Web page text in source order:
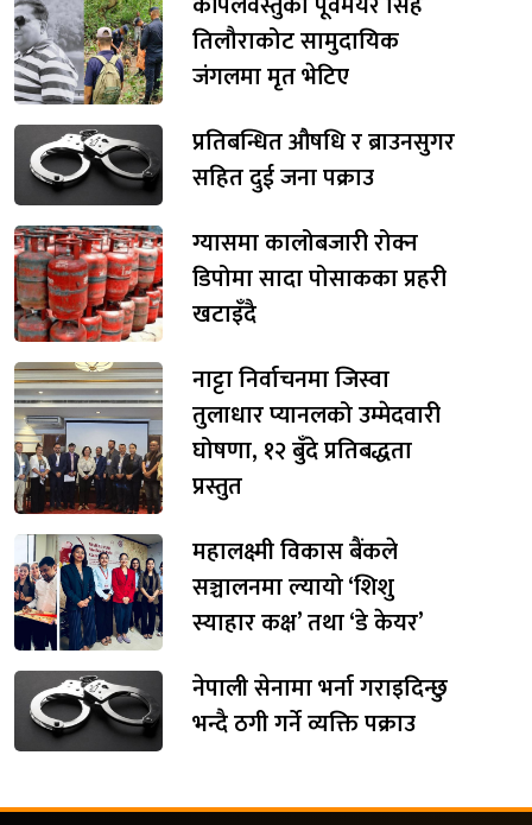
तिलौराकोट सामुदायिक
जंगलमा मृत भेटिए
प्रतिबन्धित औषधि र ब्राउनसुगर
सहित दुई जना पक्राउ
ग्यासमा कालोबजारी रोक्न
डिपोमा सादा पोसाकका प्रहरी
खटाइँदै
नाट्टा निर्वाचनमा जिस्वा
तुलाधार प्यानलको उम्मेदवारी
घोषणा, १२ बुँदे प्रतिबद्धता
प्रस्तुत
महालक्ष्मी विकास बैंकले
सञ्चालनमा ल्यायो ‘शिशु
स्याहार कक्ष’ तथा ‘डे केयर’
नेपाली सेनामा भर्ना गराइदिन्छु
भन्दै ठगी गर्ने व्यक्ति पक्राउ